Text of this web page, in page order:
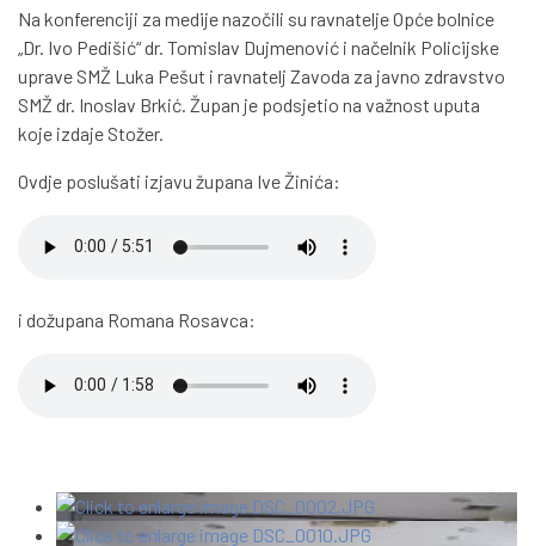
Na konferenciji za medije nazočili su ravnatelje Opće bolnice
„Dr. Ivo Pedišić“ dr. Tomislav Dujmenović i načelnik Policijske
uprave SMŽ Luka Pešut i ravnatelj Zavoda za javno zdravstvo
SMŽ dr. Inoslav Brkić. Župan je podsjetio na važnost uputa
koje izdaje Stožer.
Ovdje poslušati izjavu župana Ive Žinića:
i dožupana Romana Rosavca: